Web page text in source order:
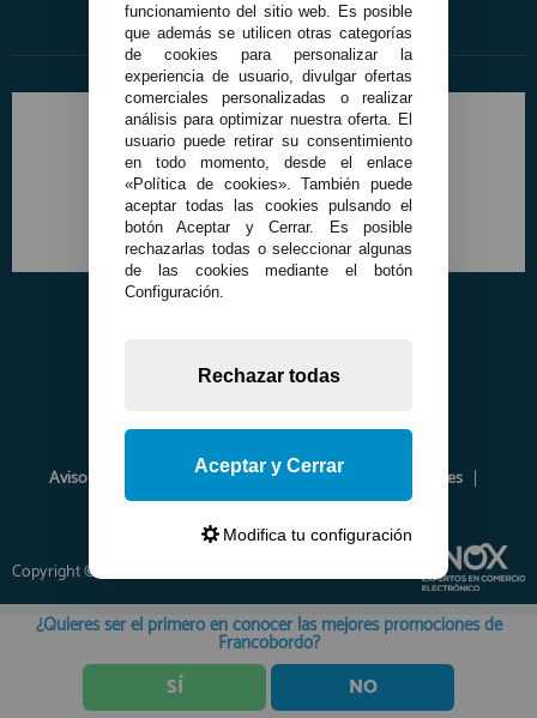
Aviso Legal Política de Privacidad
Política de Cookies
Envíos y Devoluciones
Opiniones
Copyright © 2026 www.francobordo.com
funcionamiento del sitio web. Es posible
que además se utilicen otras categorías
de cookies para personalizar la
experiencia de usuario, divulgar ofertas
comerciales personalizadas o realizar
análisis para optimizar nuestra oferta. El
usuario puede retirar su consentimiento
en todo momento, desde el enlace
«Política de cookies». También puede
aceptar todas las cookies pulsando el
botón Aceptar y Cerrar. Es posible
rechazarlas todas o seleccionar algunas
de las cookies mediante el botón
Configuración.
Rechazar todas
Aceptar y Cerrar
Modifica tu configuración
¿Quieres ser el primero en conocer las mejores promociones de
Francobordo?
SÍ NO